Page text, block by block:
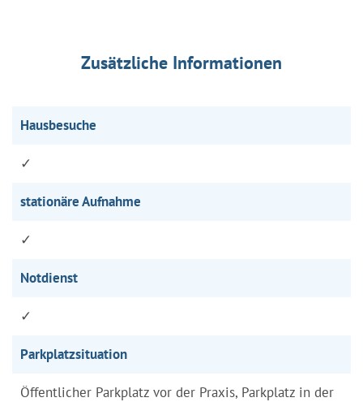
Zusätzliche Informationen
Hausbesuche
✓
stationäre Aufnahme
✓
Notdienst
✓
Parkplatzsituation
Öffentlicher Parkplatz vor der Praxis, Parkplatz in der